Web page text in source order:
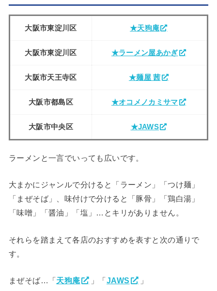
大阪市東淀川区 ★天狗庵
大阪市東淀川区 ★ラーメン屋あかぎ
大阪市天王寺区 ★麺屋 茜
大阪市都島区 ★オコメノカミサマ
大阪市中央区 ★JAWS
ラーメンと一言でいっても広いです。
大まかにジャンルで分けると「ラーメン」「つけ麺」
「まぜそば」、味付けで分けると「豚骨」「鶏白湯」
「味噌」「醤油」「塩」…とキリがありません。
それらを踏まえて各店のおすすめを表すと次の通りで
す。
まぜそば…「天狗庵 」「JAWS 」